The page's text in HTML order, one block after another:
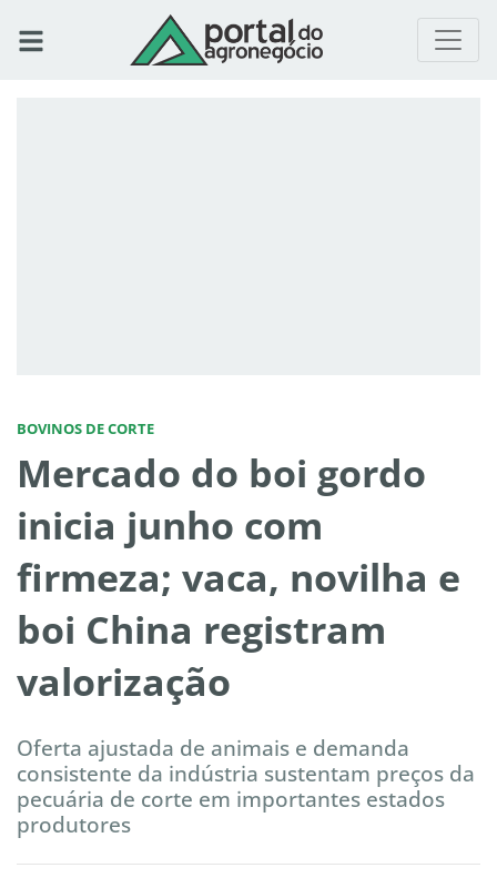
BOVINOS DE CORTE
Mercado do boi gordo
inicia junho com
firmeza; vaca, novilha e
boi China registram
valorização
Oferta ajustada de animais e demanda
consistente da indústria sustentam preços da
pecuária de corte em importantes estados
produtores